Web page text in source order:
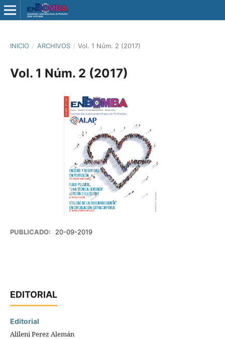
INICIO / ARCHIVOS / Vol. 1 Núm. 2 (2017)
Vol. 1 Núm. 2 (2017)
PUBLICADO: 20-09-2019
EDITORIAL
Editorial
Alileni Perez Alemán